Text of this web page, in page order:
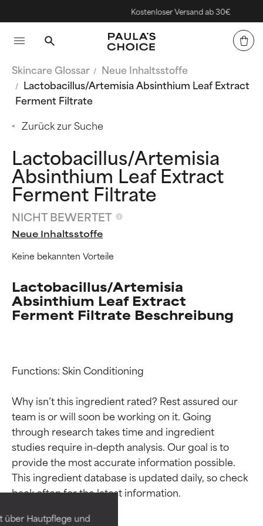
über Hautpflege und
Kostenloser Versand ab 30€
Skincare Glossar
Neue Inhaltsstoffe
Lactobacillus/Artemisia Absinthium Leaf Extract
Ferment Filtrate
Zurück zur Suche
Lactobacillus/Artemisia
Absinthium Leaf Extract
Ferment Filtrate
NICHT BEWERTET
Neue Inhaltsstoffe
Keine bekannten Vorteile
Lactobacillus/Artemisia
Absinthium Leaf Extract
Ferment Filtrate Beschreibung
Functions: Skin Conditioning
Why isn’t this ingredient rated? Rest assured our
team is or will soon be working on it. Going
through research takes time and ingredient
studies require in-depth analysis. Our goal is to
provide the most accurate information possible.
This ingredient database is updated daily, so check
Bewertung der
Inhaltsstoffe
Bewertung der
Inhaltsstoffe